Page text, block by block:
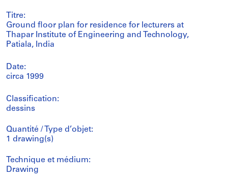
Titre:
Ground floor plan for residence for lecturers at
Thapar Institute of Engineering and Technology,
Patiala, India
Date:
circa 1999
Classification:
dessins
Quantité / Type d’objet:
1 drawing(s)
Technique et médium:
Drawing